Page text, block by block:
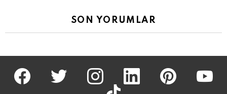
SON YORUMLAR
facebook twitter İnstagram linkedin pinterest
tiktok